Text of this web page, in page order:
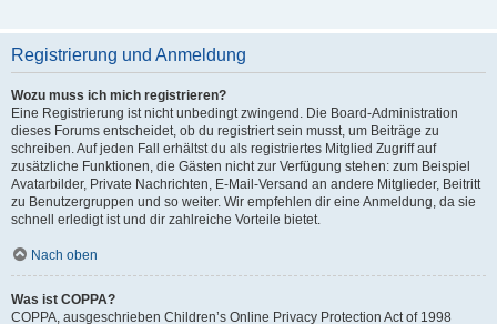
Registrierung und Anmeldung
Wozu muss ich mich registrieren?
Eine Registrierung ist nicht unbedingt zwingend. Die Board-Administration
dieses Forums entscheidet, ob du registriert sein musst, um Beiträge zu
schreiben. Auf jeden Fall erhältst du als registriertes Mitglied Zugriff auf
zusätzliche Funktionen, die Gästen nicht zur Verfügung stehen: zum Beispiel
Avatarbilder, Private Nachrichten, E-Mail-Versand an andere Mitglieder, Beitritt
zu Benutzergruppen und so weiter. Wir empfehlen dir eine Anmeldung, da sie
schnell erledigt ist und dir zahlreiche Vorteile bietet.
Nach oben
Was ist COPPA?
COPPA, ausgeschrieben Children’s Online Privacy Protection Act of 1998